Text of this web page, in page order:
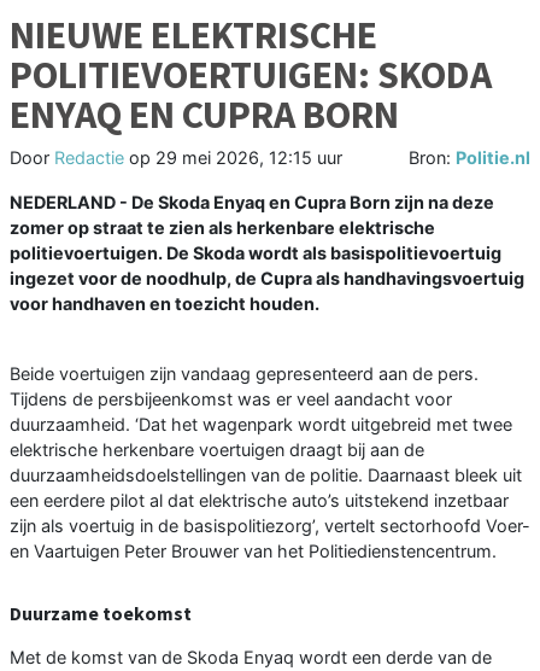
NIEUWE ELEKTRISCHE
POLITIEVOERTUIGEN: SKODA
ENYAQ EN CUPRA BORN
Door Redactie op 29 mei 2026, 12:15 uur Bron: Politie.nl
NEDERLAND - De Skoda Enyaq en Cupra Born zijn na deze
zomer op straat te zien als herkenbare elektrische
politievoertuigen. De Skoda wordt als basispolitievoertuig
ingezet voor de noodhulp, de Cupra als handhavingsvoertuig
voor handhaven en toezicht houden.
Beide voertuigen zijn vandaag gepresenteerd aan de pers.
Tijdens de persbijeenkomst was er veel aandacht voor
duurzaamheid. ‘Dat het wagenpark wordt uitgebreid met twee
elektrische herkenbare voertuigen draagt bij aan de
duurzaamheidsdoelstellingen van de politie. Daarnaast bleek uit
een eerdere pilot al dat elektrische auto’s uitstekend inzetbaar
zijn als voertuig in de basispolitiezorg’, vertelt sectorhoofd Voer-
en Vaartuigen Peter Brouwer van het Politiedienstencentrum.
Duurzame toekomst
Met de komst van de Skoda Enyaq wordt een derde van de